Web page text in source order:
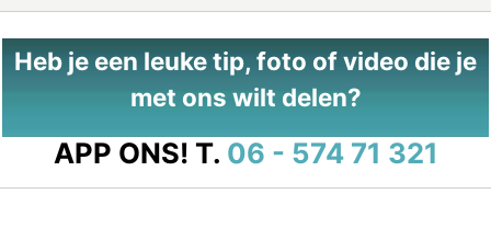
Heb je een leuke tip, foto of video die je
met ons wilt delen?
APP ONS! T. 06 - 574 71 321